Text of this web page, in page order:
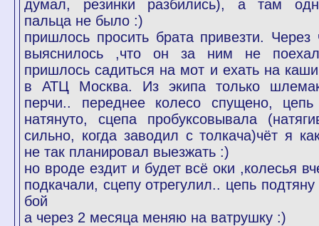
думал, резинки разбились), а там
пальца не было :)
пришлось просить брата привезти. Через
выяснилось ,что он за ним не
пришлось садиться на мот и ехать на
в АТЦ Москва. Из экипа только
перчи.. переднее колесо спущено,
натянуто, сцепа пробуксовывала
сильно, когда заводил с толкача)чёт я
не так планировал выезжать :)
но вроде ездит и будет всё оки ,колесья
подкачали, сцепу отрегулил.. цепь
бой
а через 2 месяца меняю на ватрушку :)